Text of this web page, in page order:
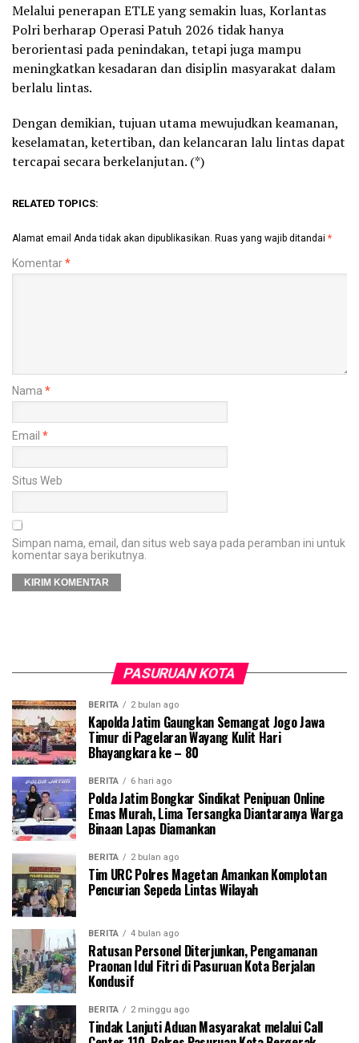
Melalui penerapan ETLE yang semakin luas, Korlantas
Polri berharap Operasi Patuh 2026 tidak hanya
berorientasi pada penindakan, tetapi juga mampu
meningkatkan kesadaran dan disiplin masyarakat dalam
berlalu lintas.
Dengan demikian, tujuan utama mewujudkan keamanan,
keselamatan, ketertiban, dan kelancaran lalu lintas dapat
tercapai secara berkelanjutan. (*)
RELATED TOPICS:
Alamat email Anda tidak akan dipublikasikan. Ruas yang wajib ditandai *
Komentar*
Nama *
Email *
Situs Web
Simpan nama, email, dan situs web saya pada peramban ini untuk
komentar saya berikutnya.
PASURUAN KOTA
BERITA 2 bulan ago
Kapolda Jatim Gaungkan Semangat Jogo Jawa
Timur di Pagelaran Wayang Kulit Hari
Bhayangkara ke – 80
BERITA 6 hari ago
Polda Jatim Bongkar Sindikat Penipuan Online
Emas Murah, Lima Tersangka Diantaranya Warga
Binaan Lapas Diamankan
BERITA 2 bulan ago
Tim URC Polres Magetan Amankan Komplotan
Pencurian Sepeda Lintas Wilayah
BERITA 4 bulan ago
Ratusan Personel Diterjunkan, Pengamanan
Praonan Idul Fitri di Pasuruan Kota Berjalan
Kondusif
BERITA 2 minggu ago
Tindak Lanjuti Aduan Masyarakat melalui Call